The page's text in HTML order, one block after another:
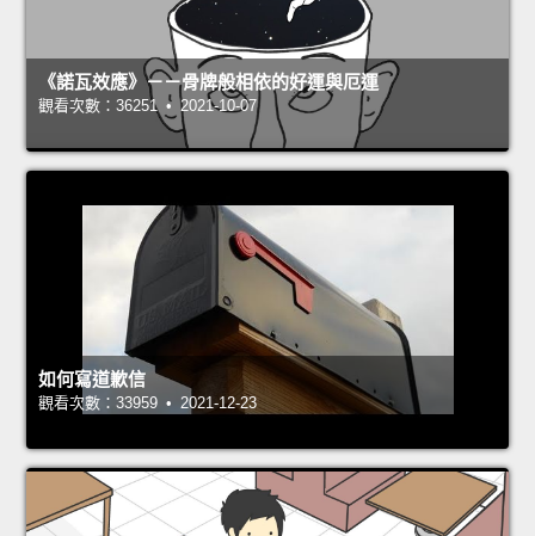
《諾瓦效應》－－骨牌般相依的好運與厄運
觀看次數：36251 • 2021-10-07
如何寫道歉信
觀看次數：33959 • 2021-12-23